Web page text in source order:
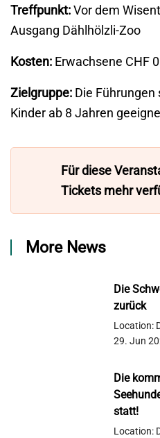
Treffpunkt:Vor dem
Ausgang Dählhölzli-Zoo
Kosten: Erwachsene CHF
Zielgruppe: Die Führungen
Kinder ab 8 Jahren
Für diese
Tickets mehr
More News
Die
zurück
Location:
29. Jun
Die
statt!
Location: